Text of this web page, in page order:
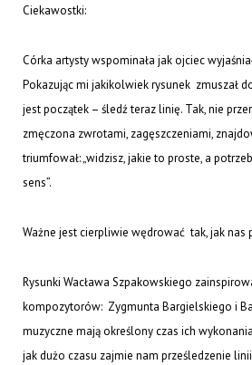
Ciekawostki:
Córka artysty wspominała jak ojciec
Pokazując mi jakikolwiek rysunek zmuszał
jest początek – śledź teraz linię. Tak, nie
zmęczona zwrotami, zagęszczeniami,
triumfował: „widzisz, jakie to proste, a
sens”.
Ważne jest cierpliwie wędrować tak, jak nas
Rysunki Wacława Szpakowskiego
kompozytorów: Zygmunta Bargielskiego i
muzyczne mają określony czas ich
jak dużo czasu zajmie nam prześledzenie